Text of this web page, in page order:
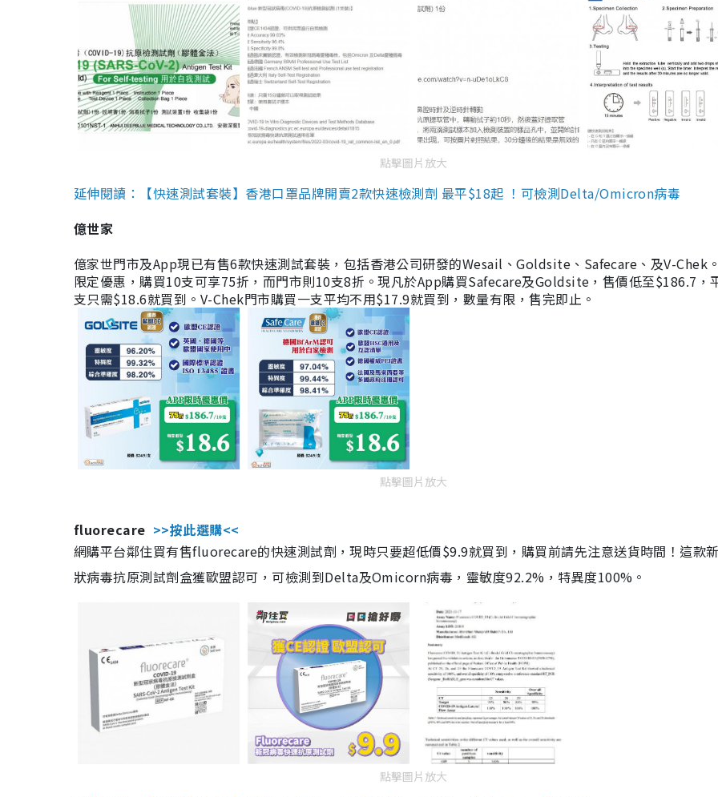
點擊圖片放大
延伸閱讀：【快速測試套裝】香港口罩品牌開賣2款快速檢測劑 最平$18起 ！可檢測Delta/Omicron病毒
億世家
億家世門市及App現已有售6款快速測試套裝，包括香港公司研發的Wesail、Goldsite、Safecare、及V-Chek
限定優惠，購買10支可享75折，而門市則10支8折。現凡於App購買Safecare及Goldsite，售價低至$186.7，
支只需$18.6就買到。V-Chek門市購買一支平均不用$17.9就買到，數量有限，售完即止。
點擊圖片放大
fluorecare >>按此選購<<
網購平台鄰住買有售fluorecare的快速測試劑，現時只要超低價$9.9就買到，購買前請先注意送貨時間！這款
狀病毒抗原測試劑盒獲歐盟認可，可檢測到Delta及Omicorn病毒，靈敏度92.2%，特異度100%。
點擊圖片放大